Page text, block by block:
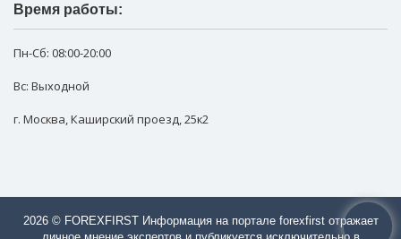
Время работы:
Пн-Сб: 08:00-20:00
Вс: Выходной
г. Москва,Каширский проезд, 25к2
2026 © FOREXFIRST Информация на портале forexfirst отражает